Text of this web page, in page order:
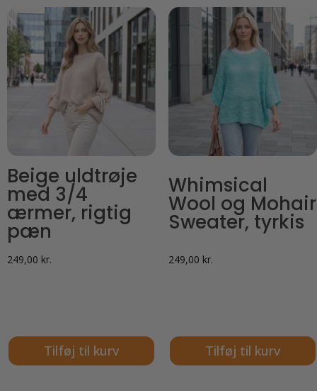
Beige uldtrøje
med 3/4
ærmer, rigtig
pæn
249,00 kr.
Tilføj til kurv
Whimsical
Wool og Mohair
Sweater, tyrkis
249,00 kr.
Tilføj til kurv